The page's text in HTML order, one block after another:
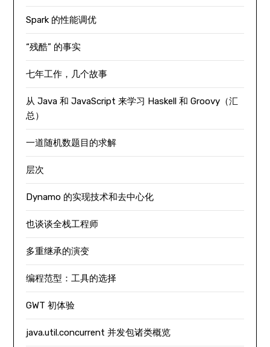
Spark 的性能调优
“残酷” 的事实
七年工作，几个故事
从 Java 和 JavaScript 来学习 Haskell 和 Groovy（汇
总）
一道随机数题目的求解
层次
Dynamo 的实现技术和去中心化
也谈谈全栈工程师
多重继承的演变
编程范型：工具的选择
GWT 初体验
java.util.concurrent 并发包诸类概览